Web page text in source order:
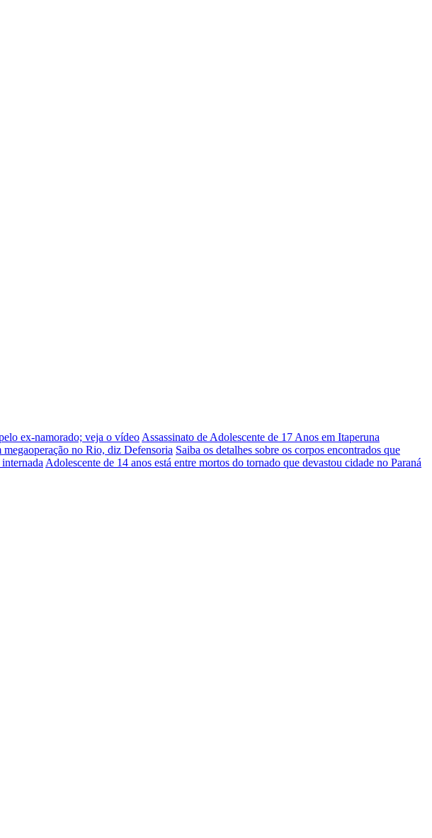
ex-namorado; veja o vídeo Assassinato de Adolescente de 17 Anos em Itaperuna
no Rio, diz Defensoria Saiba os detalhes sobre os corpos encontrados que
Adolescente de 14 anos está entre mortos do tornado que devastou cidade no Paraná